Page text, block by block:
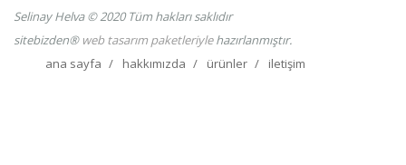
Selinay Helva © 2020 Tüm hakları saklıdır
sitebizden®web tasarım paketleriylehazırlanmıştır.
ana sayfa
hakkımızda ürünler iletişim